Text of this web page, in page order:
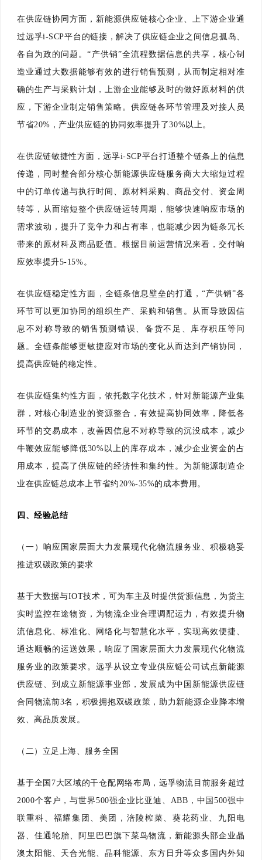
在供应链协同方面，新能源供应链核心企业、上下游企业通
过远孚i-SCP平台的链接，解决了供应链企业之间信息孤岛、
各自为政的问题。“产供销”全流程数据信息的共享，核心制
造业通过大数据能够有效的进行销售预测，从而制定相对准
确的生产与采购计划，上游企业能够及时的做好原材料的供
应，下游企业制定销售策略。供应链各环节管理及对接人员
节省20%，产业供应链的协同效率提升了30%以上。
在供应链敏捷性方面，远孚i-SCP平台打通整个链条上的信息
传递，同时整合部分核心新能源供应链服务商大大缩短过程
中的订单传递与执行时间、原材料采购、商品交付、资金周
转等，从而缩短整个供应链运转周期，能够快速响应市场的
需求波动，提升了竞争力和占有率，也能减少因为链条冗长
带来的原材科及商品贬值。根据目前运营情况来看，交付响
应效率提升5-15%。
在供应链稳定性方面，全链条信息壁垒的打通，“产供销”各
环节可以更加协同的组织生产、采购和销售。从而导致因信
息不对称导致的销售预测错误、备货不足、库存积压等问
题。全链条能够更敏捷应对市场的变化从而达到产销协同，
提高供应链的稳定性。
在供应链集约性方面，依托数字化技术，针对新能源产业集
群，对核心制造业的资源整合，有效提高协同效率，降低各
环节的交易成本，改善因信息不对称导致的沉没成本，减少
牛鞭效应能够降低30%以上的库存成本，减少企业资金的占
用成本，提高了供应链的经济性和集约性。为新能源制造企
业在供应链总成本上节省约20%-35%的成本费用。
四、经验总结
（一）响应国家层面大力发展现代化物流服务业、积极稳妥
推进双碳政策的要求
基于大数据与IOT技术，可为车主及时提供货源信息，为货主
实时监控在途物资，为物流企业合理调配运力，有效提升物
流信息化、标准化、网络化与智慧化水平，实现高效便捷、
通达顺畅的运送效果，响应了国家层面大力发展现代化物流
服务业的政策要求。远孚从设立专业供应链公司试点新能源
供应链、到成立新能源事业部，发展成为中国新能源供应链
合同物流前3名，积极拥抱双碳政策，助力新能源企业降本增
效、高品质发展。
（二）立足上海、服务全国
基于全国7大区域的干仓配网络布局，远孚物流目前服务超过
2000个客户，与世界500强企业比亚迪、ABB，中国500强中
联重科、福耀集团、美团，涪陵榨菜、葵花药业、九阳电
器、佳通轮胎、阿里巴巴旗下菜鸟物流，新能源头部企业晶
澳太阳能、天合光能、晶科能源、东方日升等众多国内外知